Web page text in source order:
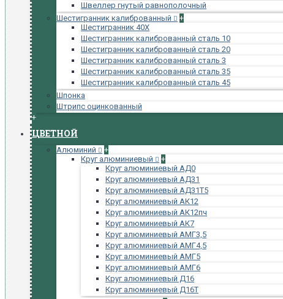
Швеллер гнутый равнополочный
Шестигранник калиброванный
+
Шестигранник 40Х
Шестигранник калиброванный сталь 10
Шестигранник калиброванный сталь 20
Шестигранник калиброванный сталь 3
Шестигранник калиброванный сталь 35
Шестигранник калиброванный сталь 45
Шпонка
Штрипс оцинкованный
+
ЦВЕТНОЙ
Алюминий
+
Круг алюминиевый
+
Круг алюминиевый АД0
Круг алюминиевый АД31
Круг алюминиевый АД31Т5
Круг алюминиевый АК12
Круг алюминиевый АК12пч
Круг алюминиевый АК7
Круг алюминиевый АМГ3,5
Круг алюминиевый АМГ4,5
Круг алюминиевый АМГ5
Круг алюминиевый АМГ6
Круг алюминиевый Д16
Круг алюминиевый Д16Т